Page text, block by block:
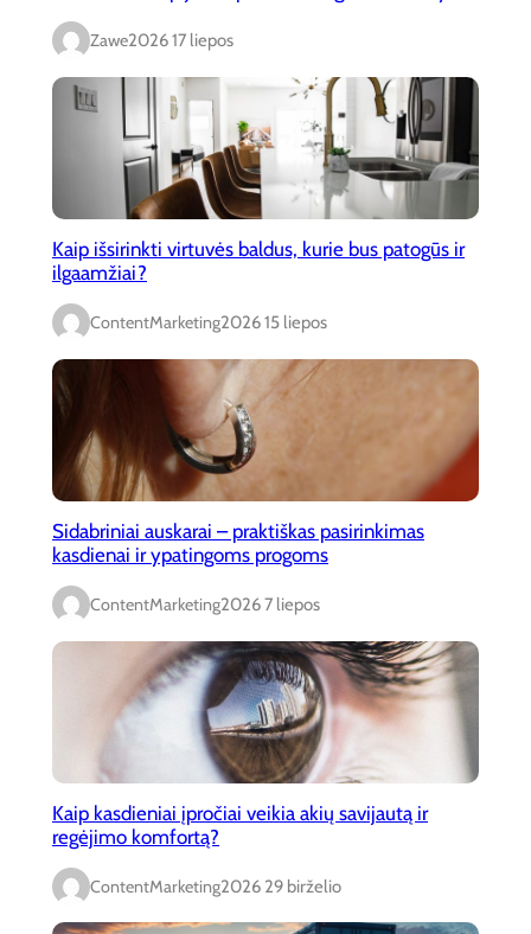
Zawe2026 17 liepos
Kaip išsirinkti virtuvės baldus, kurie bus patogūs ir
ilgaamžiai?
ContentMarketing2026 15 liepos
Sidabriniai auskarai – praktiškas pasirinkimas
kasdienai ir ypatingoms progoms
ContentMarketing2026 7 liepos
Kaip kasdieniai įpročiai veikia akių savijautą ir
regėjimo komfortą?
ContentMarketing2026 29 birželio